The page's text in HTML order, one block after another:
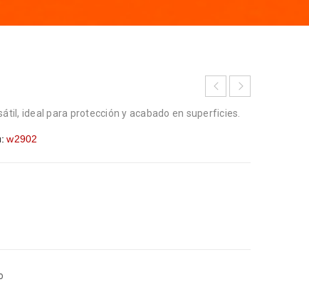
ideal para protección y acabado en superficies.
w2902